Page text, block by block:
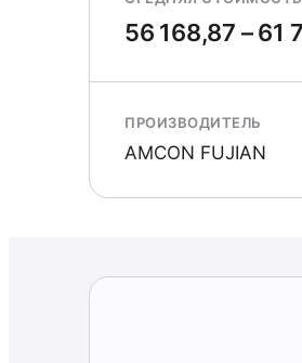
56 168,87 – 61
ПРОИЗВОДИТЕЛЬ
AMCON FUJIAN